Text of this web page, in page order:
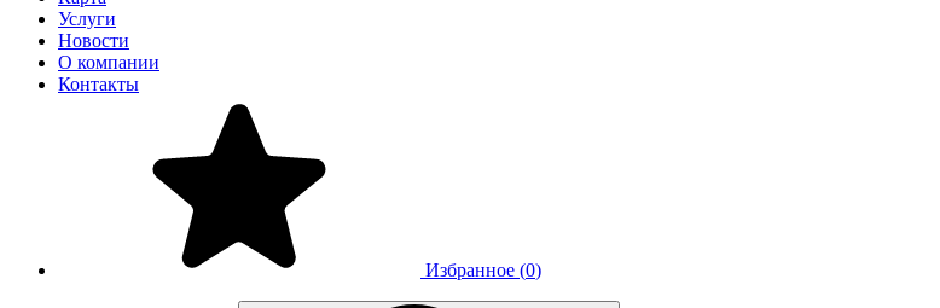
Услуги
Новости
О компании
Контакты
Избранное (0)